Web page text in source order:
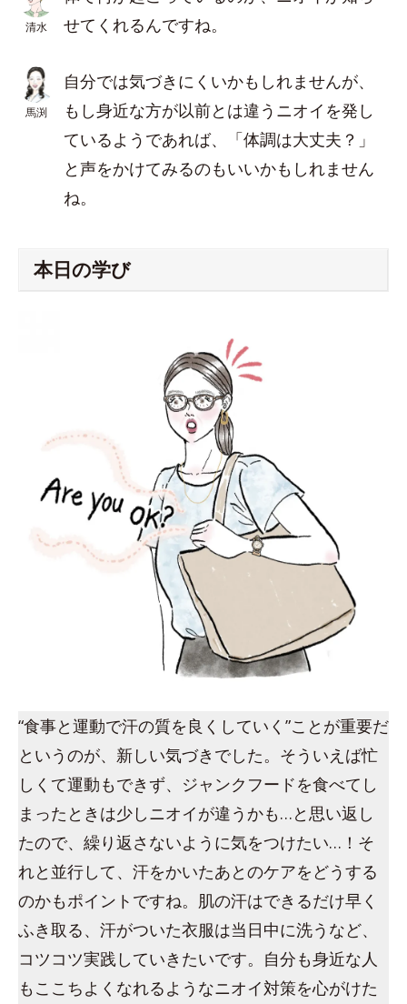
清水
せてくれるんですね。
馬渕
自分では気づきにくいかもしれませんが、
もし身近な方が以前とは違うニオイを発し
ているようであれば、「体調は大丈夫？」
と声をかけてみるのもいいかもしれません
ね。
本日の学び
“食事と運動で汗の質を良くしていく”ことが重要だ
というのが、新しい気づきでした。そういえば忙
しくて運動もできず、ジャンクフードを食べてし
まったときは少しニオイが違うかも…と思い返し
たので、繰り返さないように気をつけたい…！そ
れと並行して、汗をかいたあとのケアをどうする
のかもポイントですね。肌の汗はできるだけ早く
ふき取る、汗がついた衣服は当日中に洗うなど、
コツコツ実践していきたいです。自分も身近な人
もここちよくなれるようなニオイ対策を心がけた